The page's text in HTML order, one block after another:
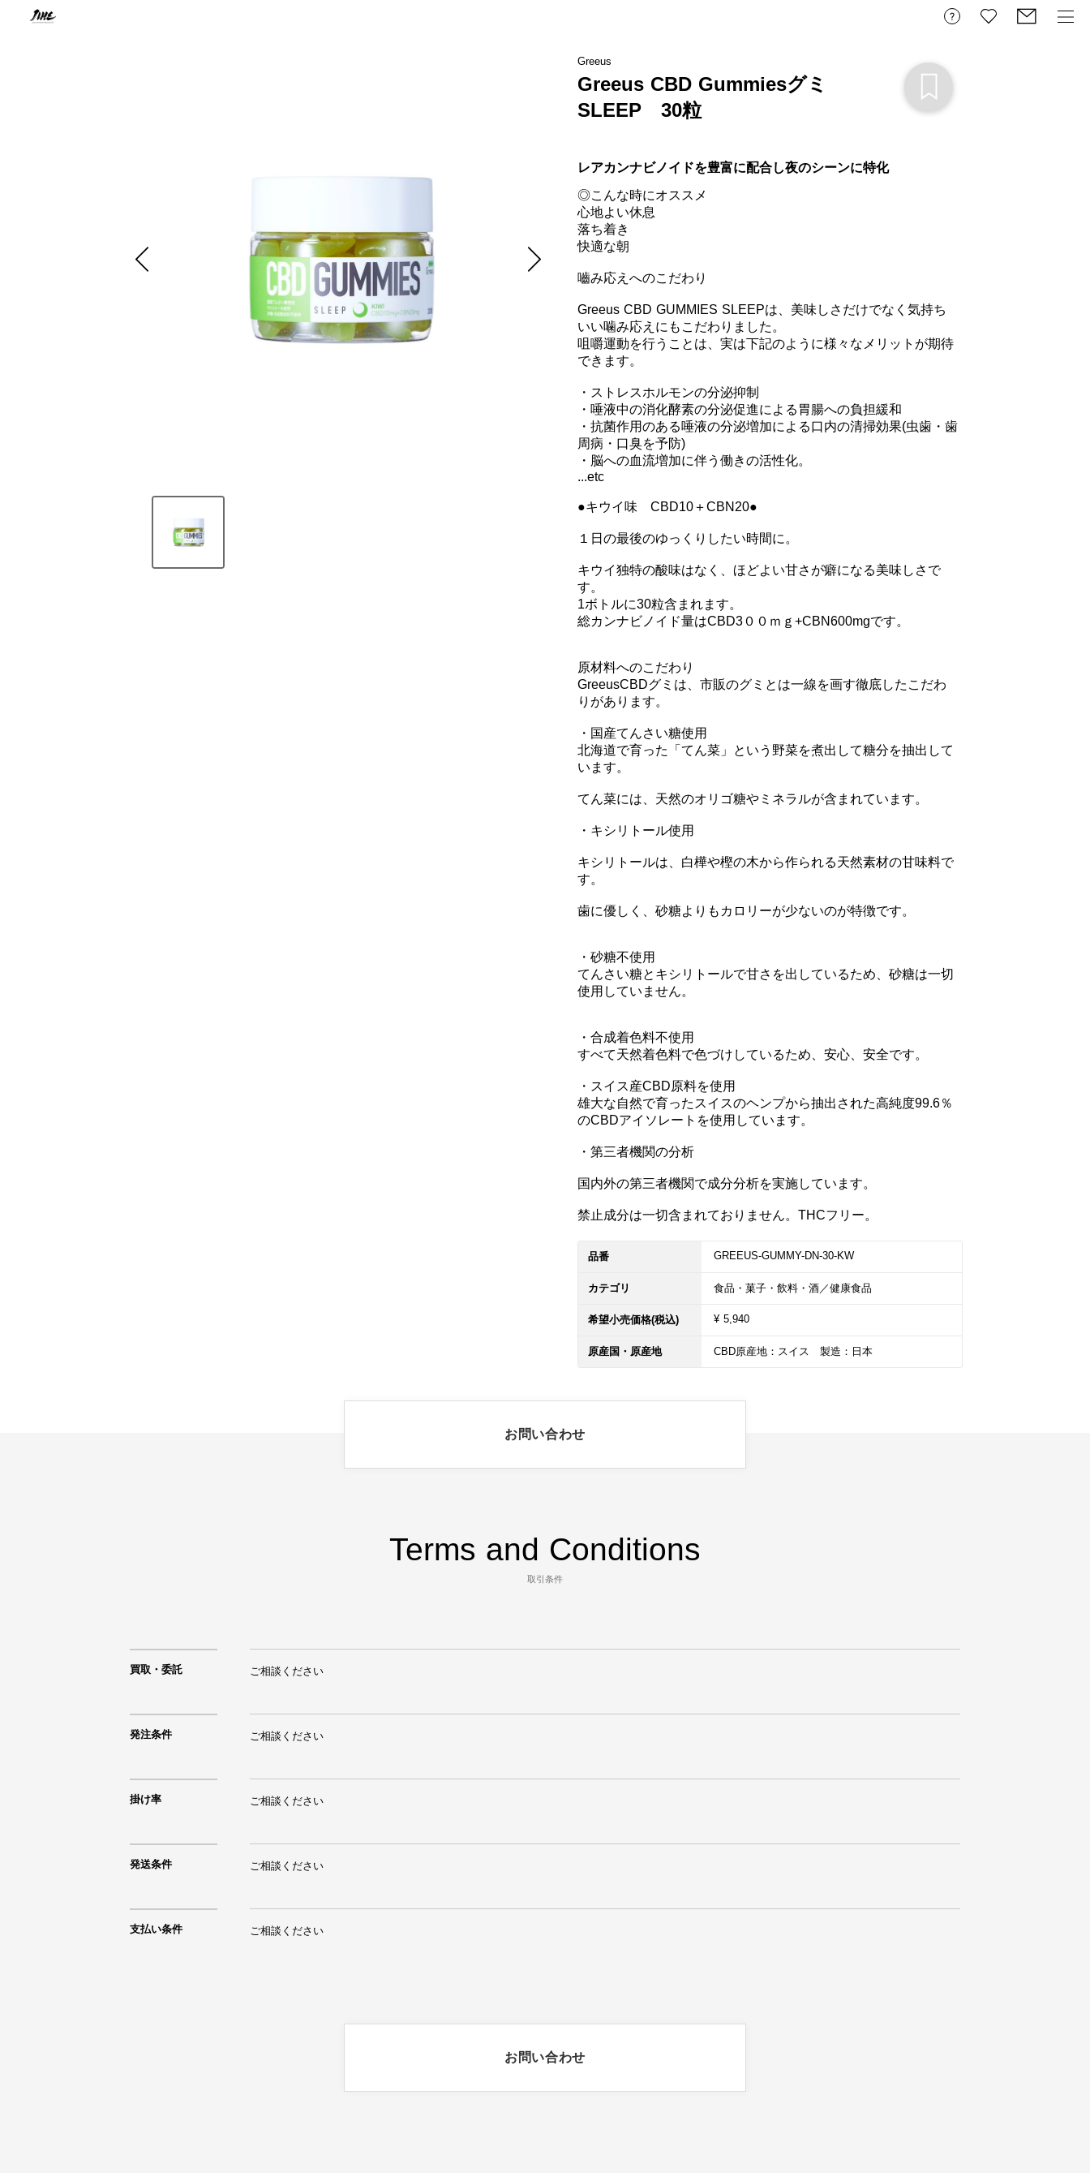
Greeus
Greeus CBD Gummiesグミ
SLEEP 30粒
レアカンナビノイドを豊富に配合し夜のシーンに特化
◎こんな時にオススメ
心地よい休息
落ち着き
快適な朝
嚙み応えへのこだわり
Greeus CBD GUMMIES SLEEPは、美味しさだけでなく気持ち
いい噛み応えにもこだわりました。
咀嚼運動を行うことは、実は下記のように様々なメリットが期待
できます。
・ストレスホルモンの分泌抑制
・唾液中の消化酵素の分泌促進による胃腸への負担緩和
・抗菌作用のある唾液の分泌増加による口内の清掃効果(虫歯・歯
周病・口臭を予防)
・脳への血流増加に伴う働きの活性化。
...etc
●キウイ味　CBD10＋CBN20●
１日の最後のゆっくりしたい時間に。
キウイ独特の酸味はなく、ほどよい甘さが癖になる美味しさで
す。
1ボトルに30粒含まれます。
総カンナビノイド量はCBD3００ｍｇ+CBN600mgです。
原材料へのこだわり
GreeusCBDグミは、市販のグミとは一線を画す徹底したこだわ
りがあります。
・国産てんさい糖使用
北海道で育った「てん菜」という野菜を煮出して糖分を抽出して
います。
てん菜には、天然のオリゴ糖やミネラルが含まれています。
・キシリトール使用
キシリトールは、白樺や樫の木から作られる天然素材の甘味料で
す。
歯に優しく、砂糖よりもカロリーが少ないのが特徴です。
・砂糖不使用
てんさい糖とキシリトールで甘さを出しているため、砂糖は一切
使用していません。
・合成着色料不使用
すべて天然着色料で色づけしているため、安心、安全です。
・スイス産CBD原料を使用
雄大な自然で育ったスイスのヘンプから抽出された高純度99.6％
のCBDアイソレートを使用しています。
・第三者機関の分析
国内外の第三者機関で成分分析を実施しています。
禁止成分は一切含まれておりません。THCフリー。
品番 GREEUS-GUMMY-DN-30-KW
カテゴリ 食品・菓子・飲料・酒／健康食品
希望小売価格(税込) ¥ 5,940
原産国・原産地 CBD原産地：スイス　製造：日本
お問い合わせ
Terms and Conditions
取引条件
買取・委託 ご相談ください
発注条件 ご相談ください
掛け率 ご相談ください
発送条件 ご相談ください
支払い条件 ご相談ください
お問い合わせ